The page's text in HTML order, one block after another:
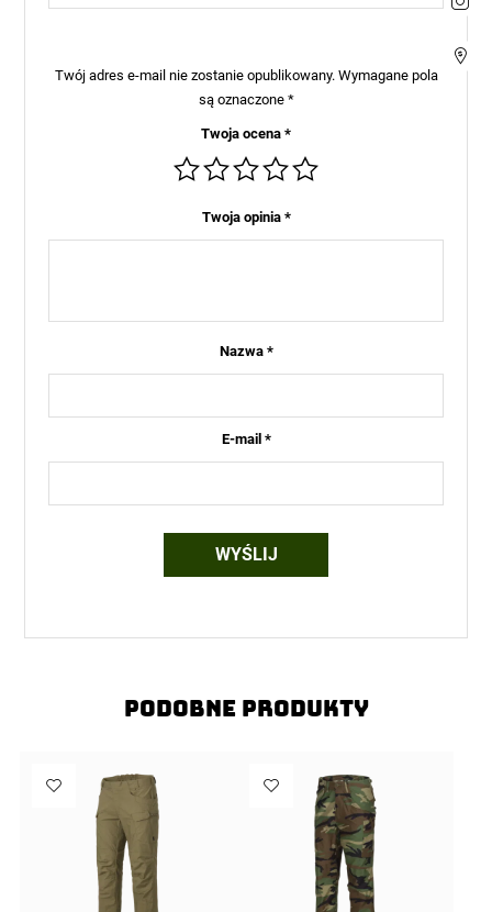
Twój adres e-mail nie zostanie opublikowany. Wymagane pola
są oznaczone *
Twoja ocena *
Twoja opinia *
Nazwa *
E-mail *
Podobne produkty